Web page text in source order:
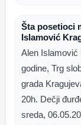
Šta posetioci
Islamović
Alen Islamović
godine, Trg
grada
20h. Dečji
sreda,